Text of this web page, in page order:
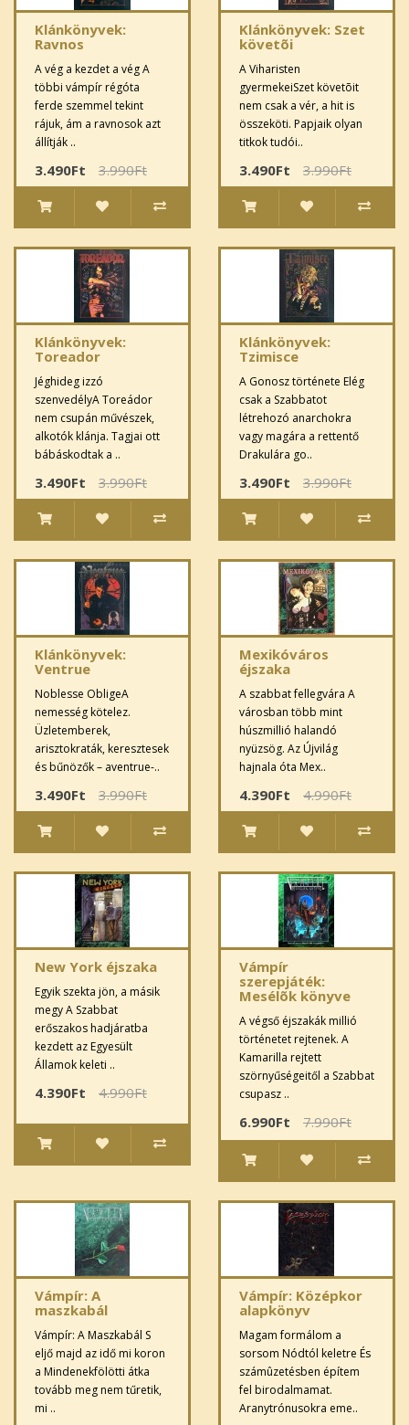
Klánkönyvek:
Ravnos
A vég a kezdet a vég A
többi vámpír régóta
ferde szemmel tekint
rájuk, ám a ravnosok azt
állítják ..
3.490Ft 3.990Ft
Klánkönyvek: Szet
követõi
A Viharisten
gyermekeiSzet követõit
nem csak a vér, a hit is
összeköti. Papjaik olyan
titkok tudói..
3.490Ft 3.990Ft
Klánkönyvek:
Toreador
Jéghideg izzó
szenvedélyA Toreádor
nem csupán művészek,
alkotók klánja. Tagjai ott
bábáskodtak a ..
3.490Ft 3.990Ft
Klánkönyvek:
Tzimisce
A Gonosz története Elég
csak a Szabbatot
létrehozó anarchokra
vagy magára a rettentő
Drakulára go..
3.490Ft 3.990Ft
Klánkönyvek:
Ventrue
Noblesse ObligeA
nemesség kötelez.
Üzletemberek,
arisztokraták, keresztesek
és bűnözők – aventrue-..
3.490Ft 3.990Ft
Mexikóváros
éjszaka
A szabbat fellegvára A
városban több mint
húszmillió halandó
nyüzsög. Az Újvilág
hajnala óta Mex..
4.390Ft 4.990Ft
New York éjszaka
Egyik szekta jön, a másik
megy A Szabbat
erőszakos hadjáratba
kezdett az Egyesült
Államok keleti ..
4.390Ft 4.990Ft
Vámpír
szerepjáték:
Mesélõk könyve
A végső éjszakák millió
történetet rejtenek. A
Kamarilla rejtett
szörnyűségeitől a Szabbat
csupasz ..
6.990Ft 7.990Ft
Vámpír: A
maszkabál
Vámpír: A Maszkabál S
eljő majd az idő mi koron
a Mindenekfölötti átka
tovább meg nem tűretik,
mi ..
Vámpír: Középkor
alapkönyv
Magam formálom a
sorsom Nódtól keletre És
számûzetésben építem
fel birodalmamat.
Aranytrónusokra eme..